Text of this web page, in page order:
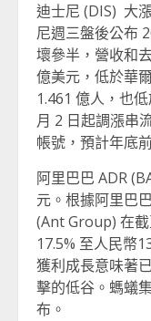
迪士尼 (DIS) 大
尼週三盤後公布
壞參半，營收和
億美元，低於華
1.461 億人，也
月 2 日起調漲串
帳號，預計年底
阿里巴巴 ADR
元。根據阿里巴
(Ant Group) 在
17.5% 至人民幣
獲利成長意味著
擊的低谷。螞蟻
布。